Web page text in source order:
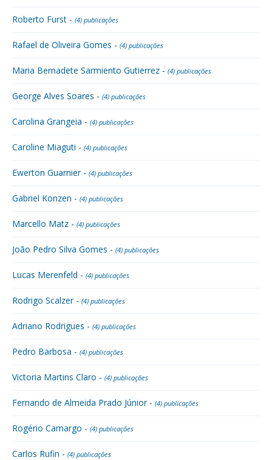
Roberto Furst - (4) publicações
Rafael de Oliveira Gomes - (4) publicações
Maria Bernadete Sarmiento Gutierrez - (4) publicações
George Alves Soares - (4) publicações
Carolina Grangeia - (4) publicações
Caroline Miaguti - (4) publicações
Ewerton Guarnier - (4) publicações
Gabriel Konzen - (4) publicações
Marcello Matz - (4) publicações
João Pedro Silva Gomes - (4) publicações
Lucas Merenfeld - (4) publicações
Rodrigo Scalzer - (4) publicações
Adriano Rodrigues - (4) publicações
Pedro Barbosa - (4) publicações
Victoria Martins Claro - (4) publicações
Fernando de Almeida Prado Júnior - (4) publicações
Rogério Camargo - (4) publicações
Carlos Rufin - (4) publicações